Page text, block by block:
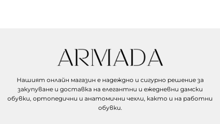
Нашият онлайн магазин е надеждно и сигурно решение за
закупуване и доставка на елегантни и ежедневни дамски
обувки, ортопедични и анатомични чехли, както и на работни
обувки.